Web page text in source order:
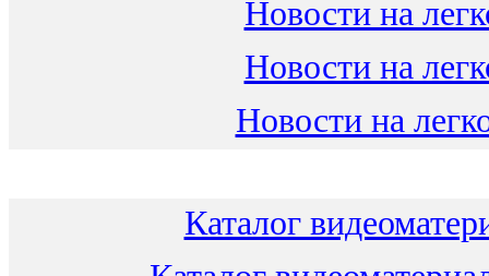
Новости на
Новости на
Новости на
Каталог